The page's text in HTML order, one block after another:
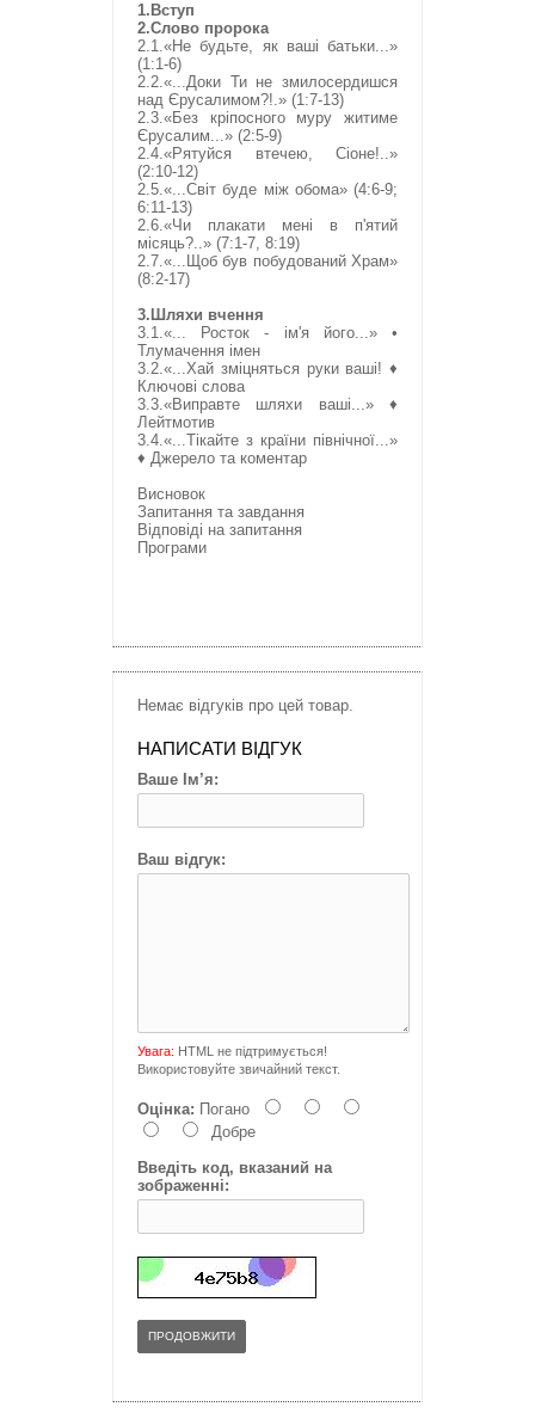
1.Вступ
2.Слово пророка
2.1.«Не будьте, як ваші батьки...»
(1:1-6)
2.2.«...Доки Ти не змилосердишся
над Єрусалимом?!.» (1:7-13)
2.3.«Без кріпосного муру житиме
Єрусалим...» (2:5-9)
2.4.«Рятуйся втечею, Сіоне!..»
(2:10-12)
2.5.«...Світ буде між обома» (4:6-9;
6:11-13)
2.6.«Чи плакати мені в п'ятий
місяць?..» (7:1-7, 8:19)
2.7.«...Щоб був побудований Храм»
(8:2-17)
3.Шляхи вчення
3.1.«... Росток - ім'я його...» •
Тлумачення імен
3.2.«...Хай зміцняться руки ваші! ♦
Ключові слова
3.3.«Виправте шляхи ваші...» ♦
Лейтмотив
3.4.«...Тікайте з країни північної...»
♦ Джерело та коментар
Висновок
Запитання та завдання
Відповіді на запитання
Програми
Немає відгуків про цей товар.
НАПИСАТИ ВІДГУК
Ваше Ім’я:
Ваш відгук:
Увага: HTML не підтримується!
Використовуйте звичайний текст.
Оцінка: Погано
Добре
Введіть код, вказаний на
зображенні:
ПРОДОВЖИТИ